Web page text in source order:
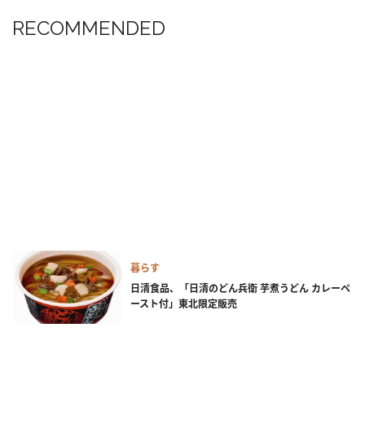
RECOMMENDED
暮らす
日清食品、「日清のどん兵衛 芋煮うどん カレーペ
ースト付」東北限定販売